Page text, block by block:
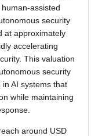
assisted
security
at approximately
accelerating
This valuation
security
AI systems that
while maintaining
around USD